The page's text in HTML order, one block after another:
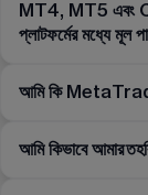
MT4, MT5 এবং
প্লাটফর্মের মধ্যে মূল
আমি কি
আমি কিভাবে আমার